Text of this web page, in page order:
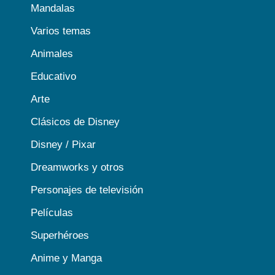
Mandalas
Varios temas
Animales
Educativo
Arte
Clásicos de Disney
Disney / Pixar
Dreamworks y otros
Personajes de televisión
Películas
Superhéroes
Anime y Manga